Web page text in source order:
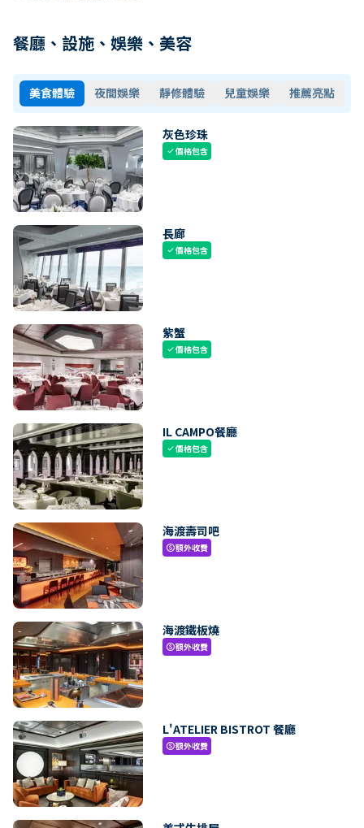
餐廳、設施、娛樂、美容
美食體驗 夜間娛樂 靜修體驗 兒童娛樂 推薦亮點
灰色珍珠
check價格包含
長廊
check價格包含
紫蟹
check價格包含
IL CAMPO餐廳
check價格包含
海渡壽司吧
paid額外收費
海渡鐵板燒
paid額外收費
L'ATELIER BISTROT 餐廳
paid額外收費